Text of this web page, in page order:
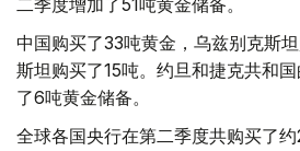
二季度增加了51吨黄金储备。
中国购买了33吨黄金，乌兹别克斯
斯坦购买了15吨。约旦和捷克共和
了6吨黄金储备。
全球各国央行在第二季度共购买了